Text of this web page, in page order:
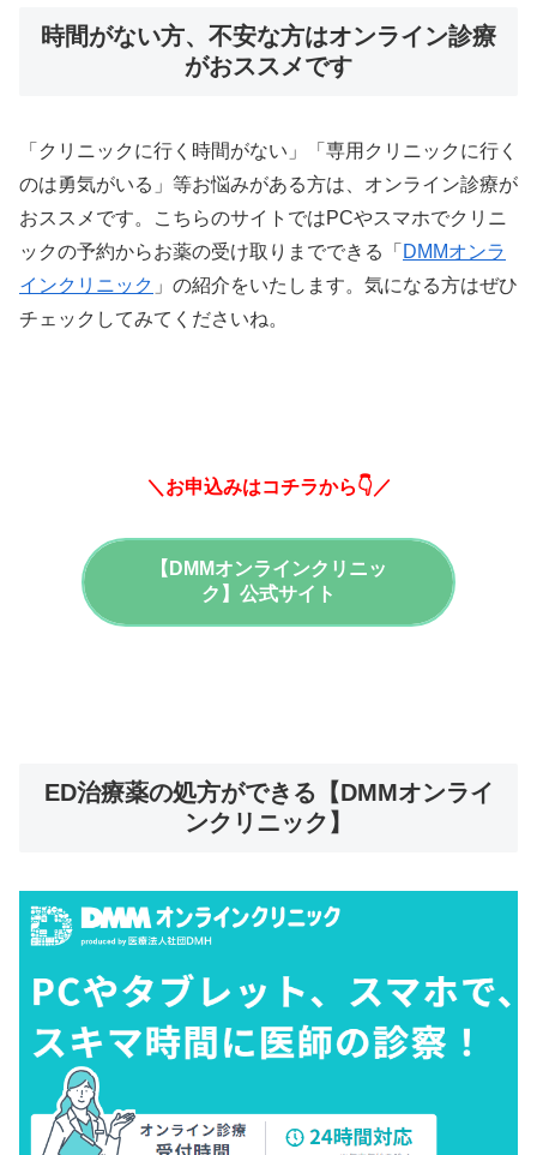
時間がない方、不安な方はオンライン診療
がおススメです
「クリニックに行く時間がない」「専用クリニックに行く
のは勇気がいる」等お悩みがある方は、オンライン診療が
おススメです。こちらのサイトではPCやスマホでクリニ
ックの予約からお薬の受け取りまでできる「 DMMオンラ
インクリニック 」の紹介をいたします。気になる方はぜひ
チェックしてみてくださいね。
＼お申込みはコチラから👇／
【DMMオンラインクリニッ
ク】公式サイト
ED治療薬の処方ができる【DMMオンライ
ンクリニック】